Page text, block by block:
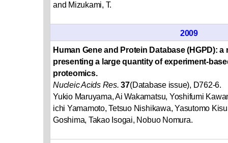
and Mizukami, T.
2009
Human Gene and Protein Database (HGPD):
presenting a large quantity of experiment-
proteomics.
Nucleic Acids Res. 37(Database issue), D762-6.
Yukio Maruyama, Ai Wakamatsu, Yoshifumi
ichi Yamamoto, Tetsuo Nishikawa, Yasutomo
Goshima, Takao Isogai, Nobuo Nomura.